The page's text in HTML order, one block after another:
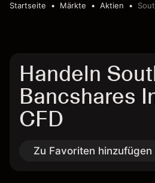
Startseite Märkte Aktien
Handeln
Bancshares
CFD
Zu Favoriten hinzufügen